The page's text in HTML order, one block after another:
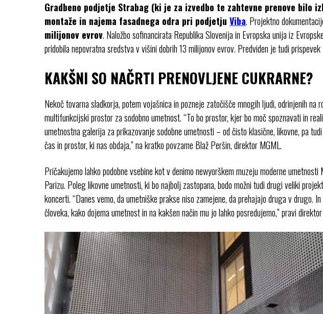
Gradbeno podjetje Strabag (ki je za izvedbo te zahtevne prenove bilo
montaže in najema fasadnega odra pri podjetju Viba. Projektno
milijonov evrov. Naložbo sofinancirata Republika Slovenija in Evropska unija iz
pridobila nepovratna sredstva v višini dobrih 13 milijonov evrov. Predviden je tudi
KAKŠNI SO NAČRTI PRENOVLJENE CUKRARNE?
Nekoč tovarna sladkorja, potem vojašnica in pozneje zatočišče mnogih ljudi, odrinjenih
multifunkcijski prostor za sodobno umetnost. “To bo prostor, kjer bo moč spoznavati in
umetnostna galerija za prikazovanje sodobne umetnosti – od čisto klasične, likovne, pa
čas in prostor, ki nas obdaja,” na kratko povzame Blaž Peršin, direktor MGML.
Pričakujemo lahko podobne vsebine kot v denimo newyorškem muzeju moderne
Parizu. Poleg likovne umetnosti, ki bo najbolj zastopana, bodo možni tudi drugi veliki
koncerti. “Danes vemo, da umetniške prakse niso zamejene, da prehajajo druga v
človeka, kako dojema umetnost in na kakšen način mu jo lahko posredujemo,” pravi